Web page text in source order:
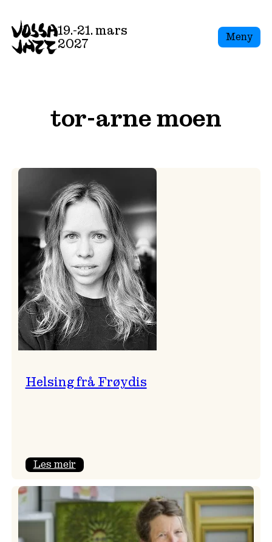
to
content
19.-21. mars
2027
Meny
tor-arne moen
Helsing frå Frøydis
Les meir:
frå
Frøydis